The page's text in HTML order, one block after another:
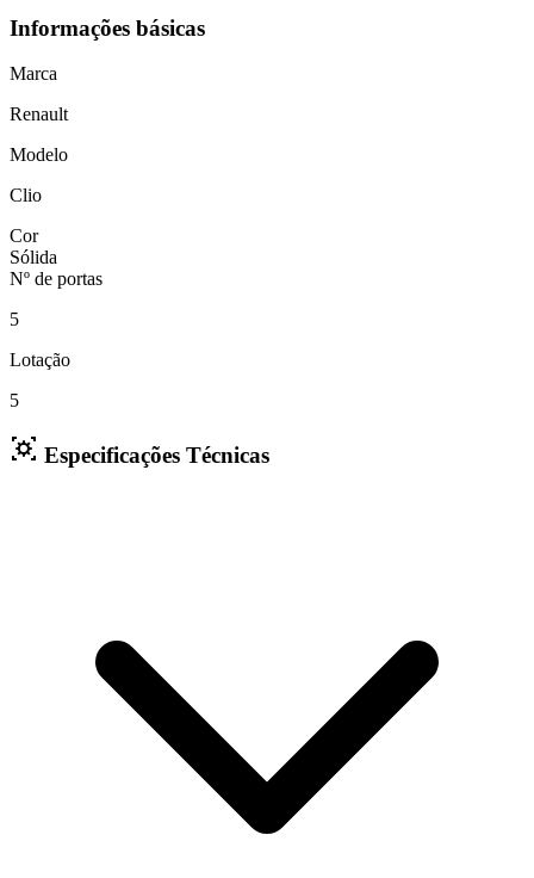
Informações básicas
Marca
Renault
Modelo
Clio
Cor
Sólida
Nº de portas
5
Lotação
5
Especificações Técnicas